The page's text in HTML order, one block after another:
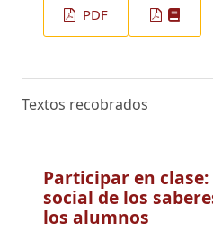
PDF
Textos recobrados
Participar en
social de los
los alumnos